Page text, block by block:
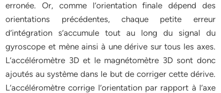
erronée. Or, comme l’orientation finale dépend des
orientations précédentes, chaque petite erreur
d’intégration s’accumule tout au long du signal du
gyroscope et mène ainsi à une dérive sur tous les axes.
L’accéléromètre 3D et le magnétomètre 3D sont donc
ajoutés au système dans le but de corriger cette dérive.
L’accéléromètre corrige l’orientation par rapport à l’axe